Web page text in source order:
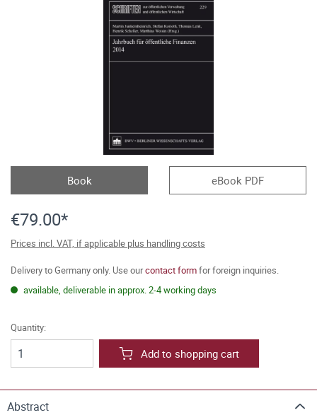
Book eBook PDF
€79.00*
Prices incl. VAT, if applicable plus handling costs
Delivery to Germany only. Use ourcontact formfor foreign inquiries.
available, deliverable in approx. 2-4 working days
Quantity:
Add to shopping cart
Abstract